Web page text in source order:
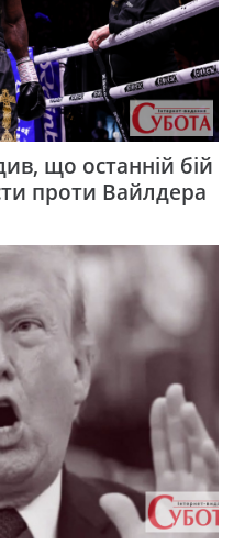
що останній бій
проти Вайлдера